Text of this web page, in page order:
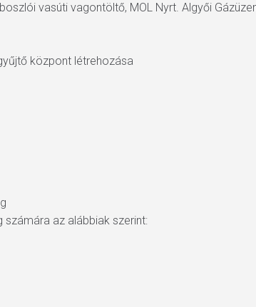
vasúti vagontöltő, MOL Nyrt. Algyői
központ létrehozása
az alábbiak szerint: